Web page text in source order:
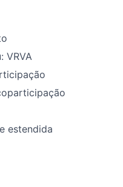
VRVA
estendida